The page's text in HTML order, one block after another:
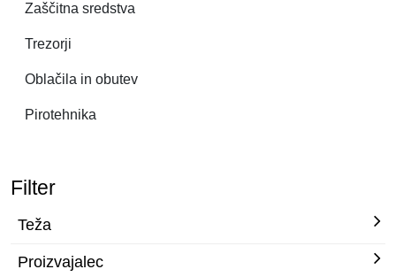
Zaščitna sredstva
Trezorji
Oblačila in obutev
Pirotehnika
Filter
Teža
Proizvajalec